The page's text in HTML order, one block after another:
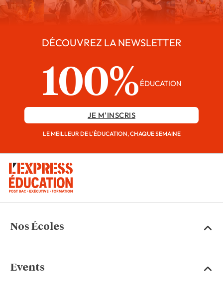
DÉCOUVREZ LA NEWSLETTER
100% ÉDUCATION
JE M'INSCRIS
LE MEILLEUR DE L'ÉDUCATION, CHAQUE SEMAINE
Nos Écoles
Events